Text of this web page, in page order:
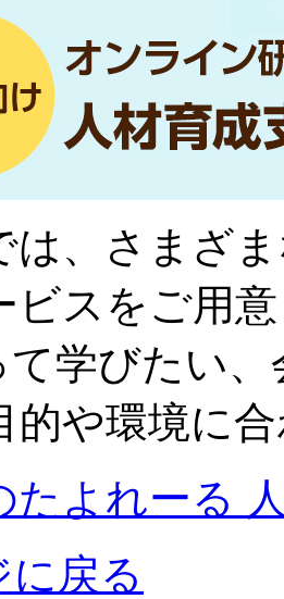
は、さまざ
ビスをご用
て学びたい
的や環境に
たよれーる
に戻る